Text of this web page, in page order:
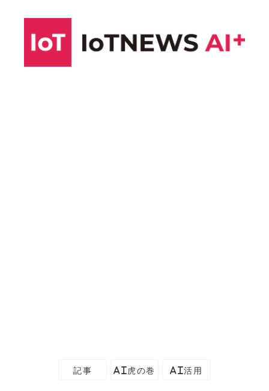
記事 AI虎の巻 AI活用